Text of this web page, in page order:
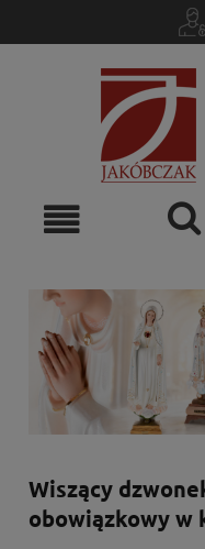
Wiszący
obowiązkowy w